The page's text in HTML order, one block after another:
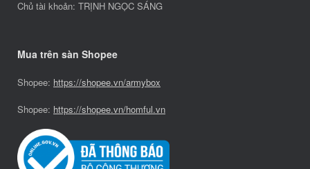
Chủ tài khoản: TRỊNH NGỌC SÁNG
Mua trên sàn Shopee
Shopee: https://shopee.vn/armybox
Shopee: https://shopee.vn/homful.vn